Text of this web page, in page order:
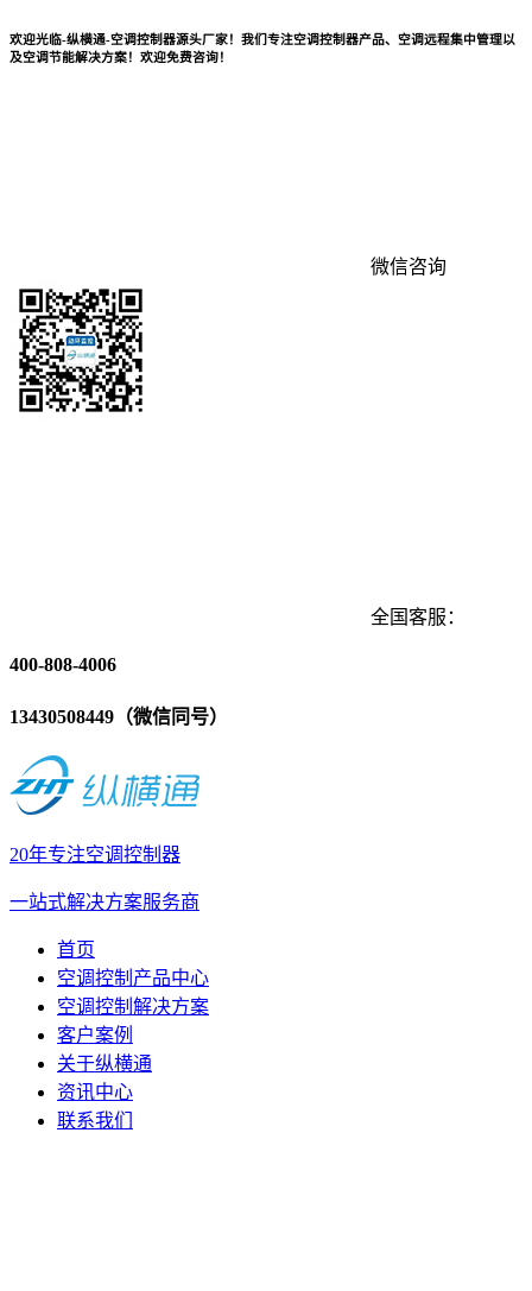
欢迎光临-纵横通-空调控制器源头厂家！我们专注空调控制器产品、空调远程集中管理以
及空调节能解决方案！欢迎免费咨询！
微信咨询
全国客服：
400-808-4006
13430508449（微信同号）
20年专注空调控制器
一站式解决方案服务商
首页
空调控制产品中心
空调控制解决方案
客户案例
关于纵横通
资讯中心
联系我们